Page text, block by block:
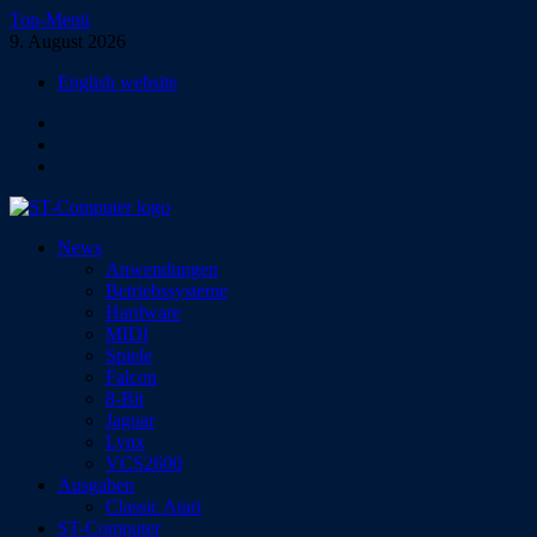
Zum
Inhalt
Top-Menü
9. August 2026
English website
ST-Computer
Das Magazin für Atari-Computer und -Konsolen
News
Anwendungen
Betriebssysteme
Hardware
MIDI
Spiele
Falcon
8-Bit
Jaguar
Lynx
VCS2600
Ausgaben
Classic Atari
ST-Computer